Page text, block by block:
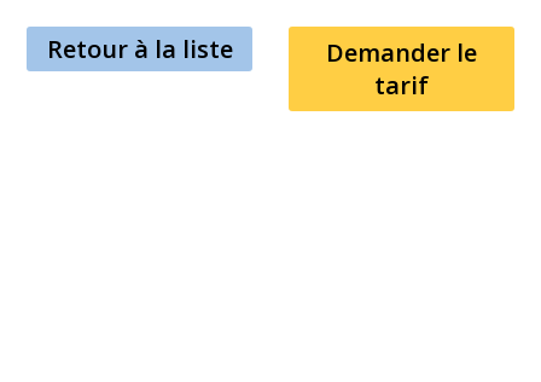
Retour à la liste
Demander le
tarif